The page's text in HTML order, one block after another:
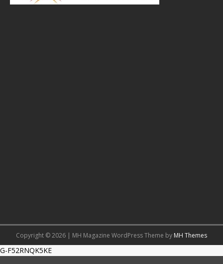
Copyright © 2026 | MH Magazine WordPress Theme by MH Themes
G-F52RNQK5KE